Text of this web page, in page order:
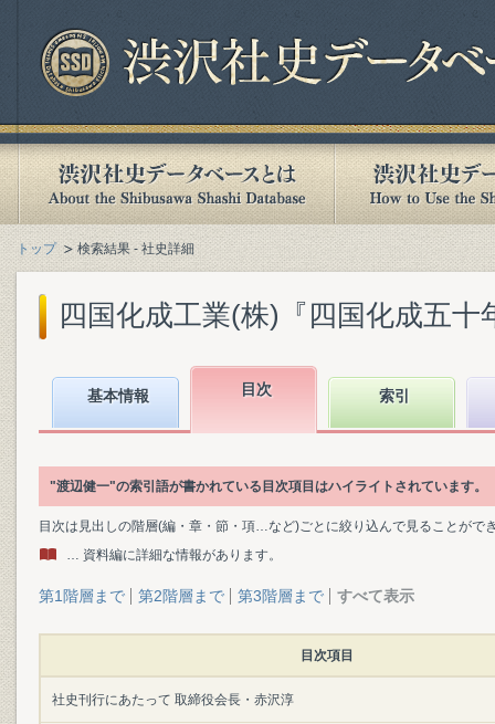
トップ 検索結果 - 社史詳細
四国化成工業(株)『四国化成五十
基本情報 目次 索引
"渡辺健一"の索引語が書かれている目次項目はハイライトされています。
目次は見出しの階層(編・章・節・項…など)ごとに絞り込んで見ることがで
… 資料編に詳細な情報があります。
第1階層まで 第2階層まで 第3階層まで すべて表示
目次項目
社史刊行にあたって 取締役会長・赤沢淳